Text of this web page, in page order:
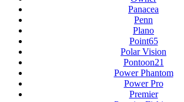
Panacea
Penn
Plano
Point65
Polar Vision
Pontoon21
Power Phantom
Power Pro
Premier